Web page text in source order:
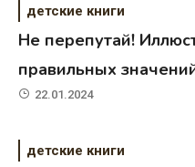
детские книги
Не перепутай!
правильных
22.01.2024
детские книги